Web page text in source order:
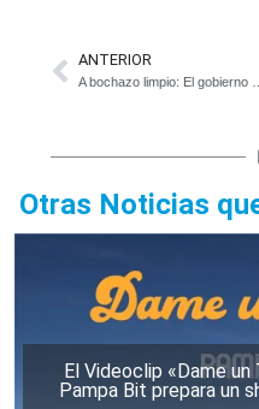
ANTERIOR
Otras Noticias
El Videoclip «Dame
Pampa Bit prepara un